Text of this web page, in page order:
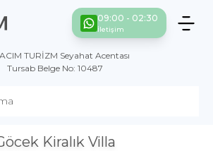
09:00 - 02:30
İletişim
TURİZM Seyahat Acentası
Tursab Belge No: 10487
Kiralık Villa